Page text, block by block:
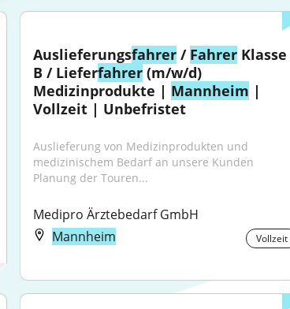
Auslieferungsfahrer / Fahrer Klasse
B / Lieferfahrer (m/w/d)
Medizinprodukte | Mannheim |
Vollzeit | Unbefristet
Auslieferung von Medizinprodukten und
medizinischem Bedarf an unsere Kunden
Planung der Touren...
Medipro Ärztebedarf GmbH
Mannheim
Vollzeit